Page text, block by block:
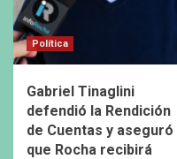
Política
Gabriel Tinaglini
defendió la Rendición
de Cuentas y aseguró
que Rocha recibirá